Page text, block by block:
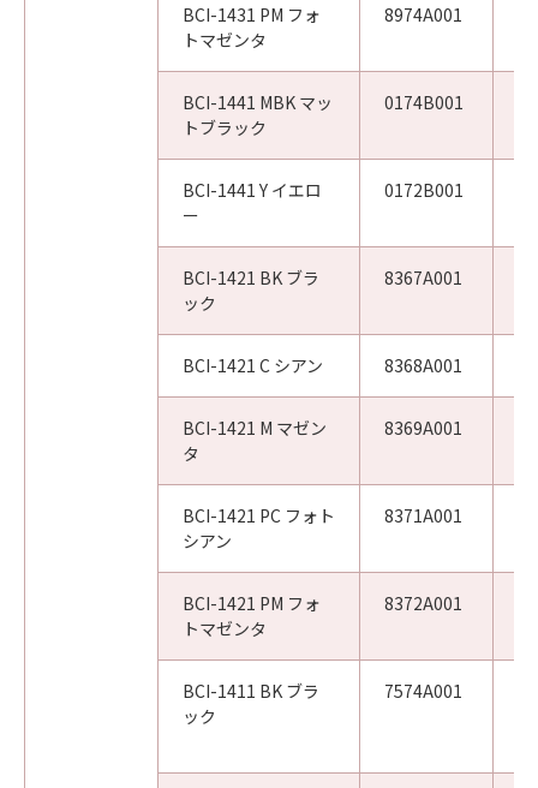
BCI-1431 PM フォ
トマゼンタ
8974A001
BCI-1441 MBK マッ
トブラック
0174B001
BCI-1441 Y イエロ
ー
0172B001
BCI-1421 BK ブラ
ック
8367A001
BCI-1421 C シアン 8368A001
BCI-1421 M マゼン
タ
8369A001
BCI-1421 PC フォト
シアン
8371A001
BCI-1421 PM フォ
トマゼンタ
8372A001
BCI-1411 BK ブラ
ック
7574A001